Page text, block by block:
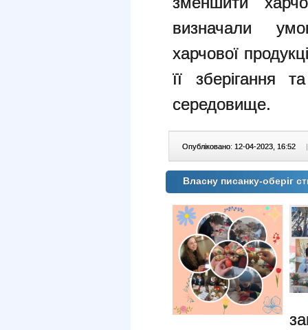
визначали
харчової
її зберігання
середовище.
Опубліковано: 12-04-2023, 16:52 |
Власну писанку-оберіг